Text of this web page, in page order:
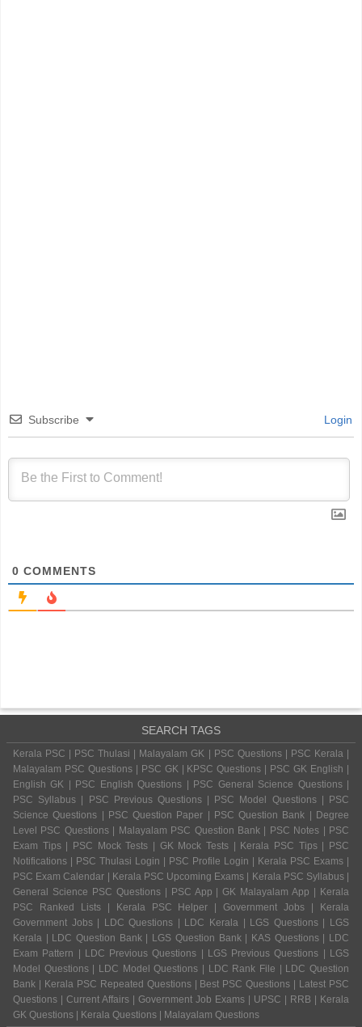
Subscribe Login
0 COMMENTS
SEARCH TAGS
Kerala PSC | PSC Thulasi | Malayalam GK | PSC Questions | PSC Kerala |
Malayalam PSC Questions | PSC GK | KPSC Questions | PSC GK English |
English GK | PSC English Questions | PSC General Science Questions |
PSC Syllabus | PSC Previous Questions | PSC Model Questions | PSC
Science Questions | PSC Question Paper | PSC Question Bank | Degree
Level PSC Questions | Malayalam PSC Question Bank | PSC Notes | PSC
Exam Tips | PSC Mock Tests | GK Mock Tests | Kerala PSC Tips | PSC
Notifications | PSC Thulasi Login | PSC Profile Login | Kerala PSC Exams |
PSC Exam Calendar | Kerala PSC Upcoming Exams | Kerala PSC Syllabus |
General Science PSC Questions | PSC App | GK Malayalam App | Kerala
PSC Ranked Lists | Kerala PSC Helper | Government Jobs | Kerala
Government Jobs | LDC Questions | LDC Kerala | LGS Questions | LGS
Kerala | LDC Question Bank | LGS Question Bank | KAS Questions | LDC
Exam Pattern | LDC Previous Questions | LGS Previous Questions | LGS
Model Questions | LDC Model Questions | LDC Rank File | LDC Question
Bank | Kerala PSC Repeated Questions | Best PSC Questions | Latest PSC
Questions | Current Affairs | Government Job Exams | UPSC | RRB | Kerala
GK Questions | Kerala Questions | Malayalam Questions